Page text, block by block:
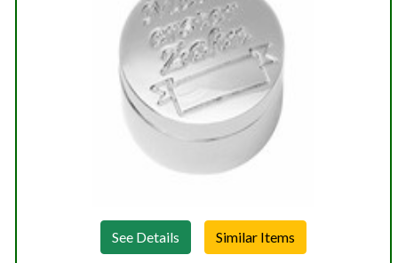
See Details